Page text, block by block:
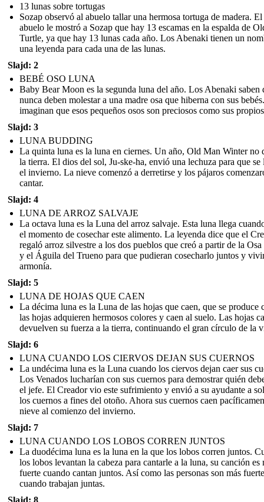
13 lunas sobre tortugas
Sozap observó al abuelo tallar una hermosa tortuga de madera. El
abuelo le mostró a Sozap que hay 13 escamas en la espalda de
Turtle, ya que hay 13 lunas cada año. Los Abenaki tienen un
una leyenda para cada una de las lunas.
Slajd: 2
BEBÉ OSO LUNA
Baby Bear Moon es la segunda luna del año. Los Abenaki saben
nunca deben molestar a una madre osa que hiberna con sus
imaginan que esos pequeños osos son preciosos como sus
Slajd: 3
LUNA BUDDING
La quinta luna es la luna en ciernes. Un año, Old Man Winter no
la tierra. El dios del sol, Ju-ske-ha, envió una lechuza para que se
el invierno. La nieve comenzó a derretirse y los pájaros
cantar.
Slajd: 4
LUNA DE ARROZ SALVAJE
La octava luna es la Luna del arroz salvaje. Esta luna llega
el momento de cosechar este alimento. La leyenda dice que el
regaló arroz silvestre a los dos pueblos que creó a partir de la
y el Águila del Trueno para que pudieran cosecharlo juntos y
armonía.
Slajd: 5
LUNA DE HOJAS QUE CAEN
La décima luna es la Luna de las hojas que caen, que se produce
las hojas adquieren hermosos colores y caen al suelo. Las hojas
devuelven su fuerza a la tierra, continuando el gran círculo de la
Slajd: 6
LUNA CUANDO LOS CIERVOS DEJAN SUS CUERNOS
La undécima luna es la Luna cuando los ciervos dejan caer sus
Los Venados lucharían con sus cuernos para demostrar quién
el jefe. El Creador vio este sufrimiento y envió a su ayudante a
los cuernos a fines del otoño. Ahora sus cuernos caen
nieve al comienzo del invierno.
Slajd: 7
LUNA CUANDO LOS LOBOS CORREN JUNTOS
La duodécima luna es la luna en la que los lobos corren juntos.
los lobos levantan la cabeza para cantarle a la luna, su canción es
fuerte cuando cantan juntos. Así como las personas son más
cuando trabajan juntas.
Slajd: 8